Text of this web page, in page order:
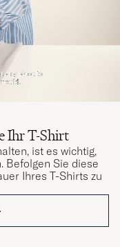
Ihr T-Shirt
ist es wichtig,
Befolgen Sie diese
Ihres T-Shirts zu